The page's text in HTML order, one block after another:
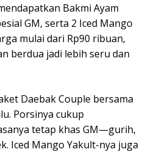
Bakmi Ayam
GM, serta 2 Iced Mango
mulai dari Rp90 ribuan,
berdua jadi lebih seru dan
Daebak Couple bersama
Porsinya cukup
tetap khas GM—gurih,
Iced Mango Yakult-nya juga